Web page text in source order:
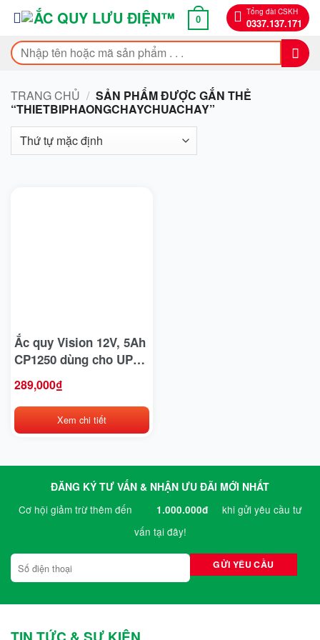
qua
nội
dung
0
Tổng đài CSKH
0337.137.171
Tìm
kiếm:
TRANG CHỦ / SẢN PHẨM ĐƯỢC GẮN THẺ
“THIETBIPHAONGCHAYCHUACHAY”
Bridgestone
BYD
Casumina
CATL
Crown
CTS
Detech
Doosan
Ắc quy Vision 12V, 5Ah
CP1250 dùng cho UPS,
loa kéo, cửa cuốn,
thang máy
289,000₫
Xem chi tiết
ĐĂNG KÝ TƯ VẤN & NHẬN ƯU ĐÃI MỚI NHẤT
Cơ hội giảm trừ thêm đến
1.000.000đ
khi gửi yêu cầu tư
vấn tại đây!